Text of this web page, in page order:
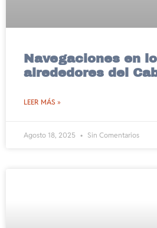
Navegaciones en
alrededores del
LEER MÁS »
Agosto 18, 2025 Sin Comentarios